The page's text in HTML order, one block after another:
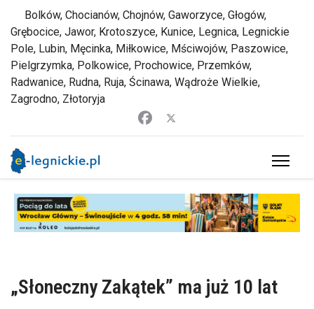
Bolków, Chocianów, Chojnów, Gaworzyce, Głogów,
Grębocice, Jawor, Krotoszyce, Kunice, Legnica, Legnickie
Pole, Lubin, Męcinka, Miłkowice, Mściwojów, Paszowice,
Pielgrzymka, Polkowice, Prochowice, Przemków,
Radwanice, Rudna, Ruja, Ścinawa, Wądroże Wielkie,
Zagrodno, Złotoryja
„Słoneczny Zakątek” ma już 10 lat